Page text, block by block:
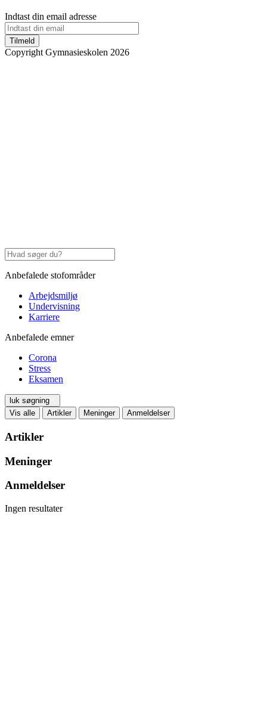
Indtast din email adresse
Tilmeld
Copyright Gymnasieskolen 2026
Anbefalede stofområder
Arbejdsmiljø
Undervisning
Karriere
Anbefalede emner
Corona
Stress
Eksamen
luk søgning
Vis alle
Artikler Meninger Anmeldelser
Artikler
Meninger
Anmeldelser
Ingen resultater